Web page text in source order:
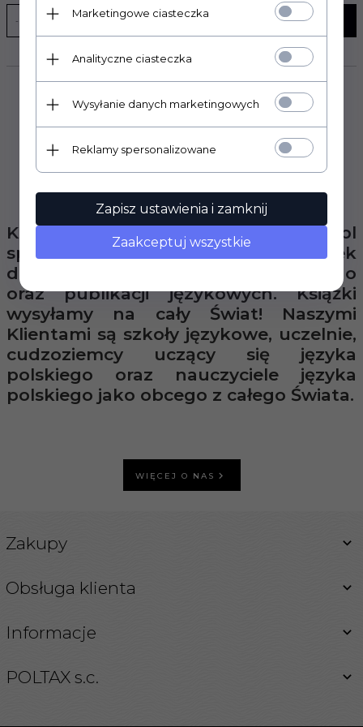
WYŚLIJ
Księgarnia internetowa Poltax.waw.pl
specjalizuje się w dystrybucji książek
do nauki języka polskiego jako obcego
oraz publikacji językowych. Książki
wysyłamy na cały Świat! Naszymi
Klientami są szkoły językowe, uczelnie,
cudzoziemcy uczący się języka
polskiego oraz nauczyciele języka
polskiego jako obcego z całego Świata.
WIĘCEJ O NAS
Zakupy
Obsługa klienta
Informacje
POLTAX s.c.
Marketingowe ciasteczka
Analityczne ciasteczka
Wysyłanie danych marketingowych
Reklamy spersonalizowane
Zapisz ustawienia i zamknij
Zaakceptuj wszystkie